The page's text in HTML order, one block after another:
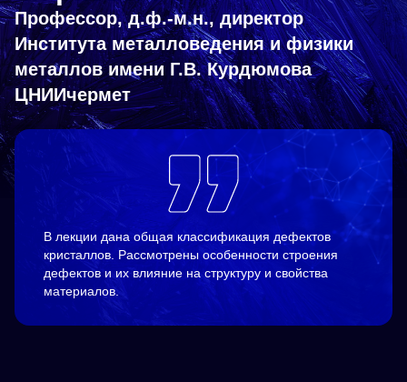
Профессор, д.ф.-м.н., директор
Института металловедения и физики
металлов имени Г.В. Курдюмова
ЦНИИчермет
В лекции дана общая классификация дефектов
кристаллов. Рассмотрены особенности строения
дефектов и их влияние на структуру и свойства
материалов.